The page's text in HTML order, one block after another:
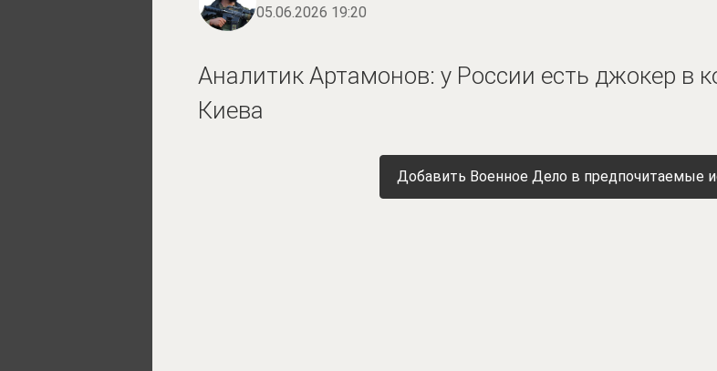
05.06.2026 19:20
Аналитик Артамонов: у России есть джокер в
Киева
Добавить Военное Дело в предпочитаемые